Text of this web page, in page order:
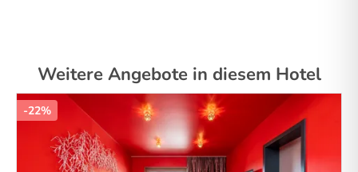
Weitere Angebote in diesem Hotel
-22%